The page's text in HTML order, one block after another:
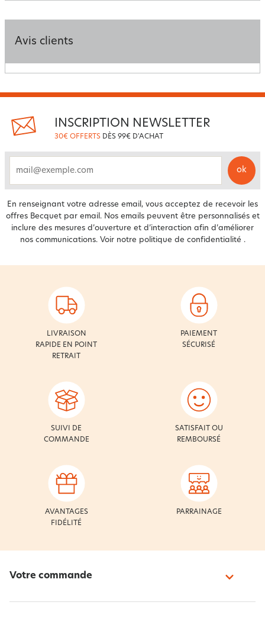
Avis clients
INSCRIPTION NEWSLETTER
30€ OFFERTS DÈS 99€ D'ACHAT
email
ok
En renseignant votre adresse email, vous acceptez de recevoir les
offres Becquet par email. Nos emails peuvent être personnalisés et
inclure des mesures d’ouverture et d’interaction afin d’améliorer
nos communications. Voir notre politique de confidentialité .
LIVRAISON
RAPIDE EN POINT
RETRAIT
PAIEMENT
SÉCURISÉ
SUIVI DE
COMMANDE
SATISFAIT OU
REMBOURSÉ
AVANTAGES
FIDÉLITÉ
PARRAINAGE
Votre commande